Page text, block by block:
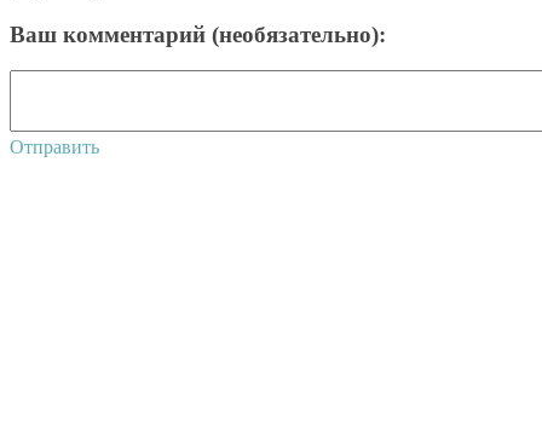
Ваш комментарий (необязательно):
Отправить